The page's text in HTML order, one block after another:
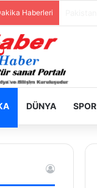
Haberleri
DÜNYA SPOR